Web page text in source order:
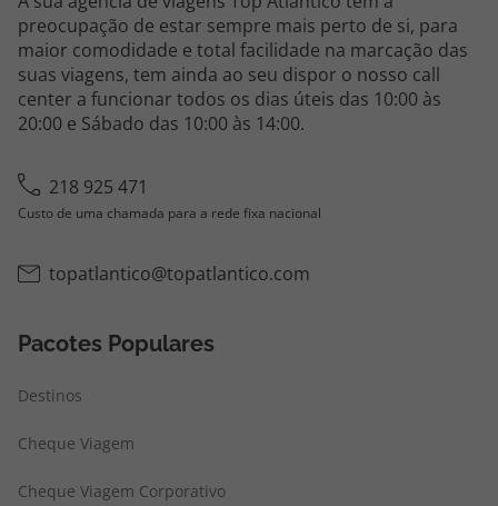
preocupação de estar sempre mais perto de si, para
maior comodidade e total facilidade na marcação das
suas viagens, tem ainda ao seu dispor o nosso call
center a funcionar todos os dias úteis das 10:00 às
20:00 e Sábado das 10:00 às 14:00.
218 925 471
Custo de uma chamada para a rede fixa nacional
topatlantico@topatlantico.com
Pacotes Populares
Destinos
Cheque Viagem
Cheque Viagem Corporativo